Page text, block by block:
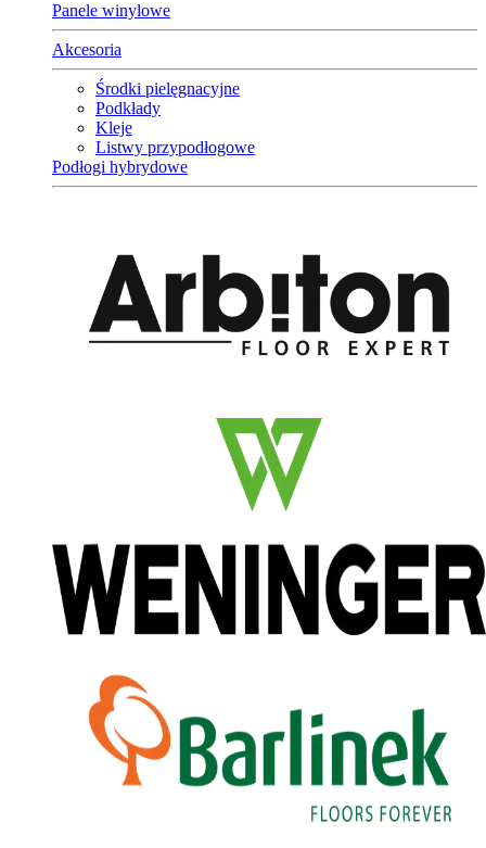
Panele winylowe
Akcesoria
Środki pielęgnacyjne
Podkłady
Kleje
Listwy przypodłogowe
Podłogi hybrydowe